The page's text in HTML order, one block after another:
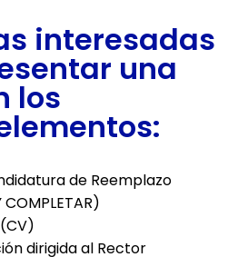
interesadas
una
los
de Reemplazo
dirigida al Rector